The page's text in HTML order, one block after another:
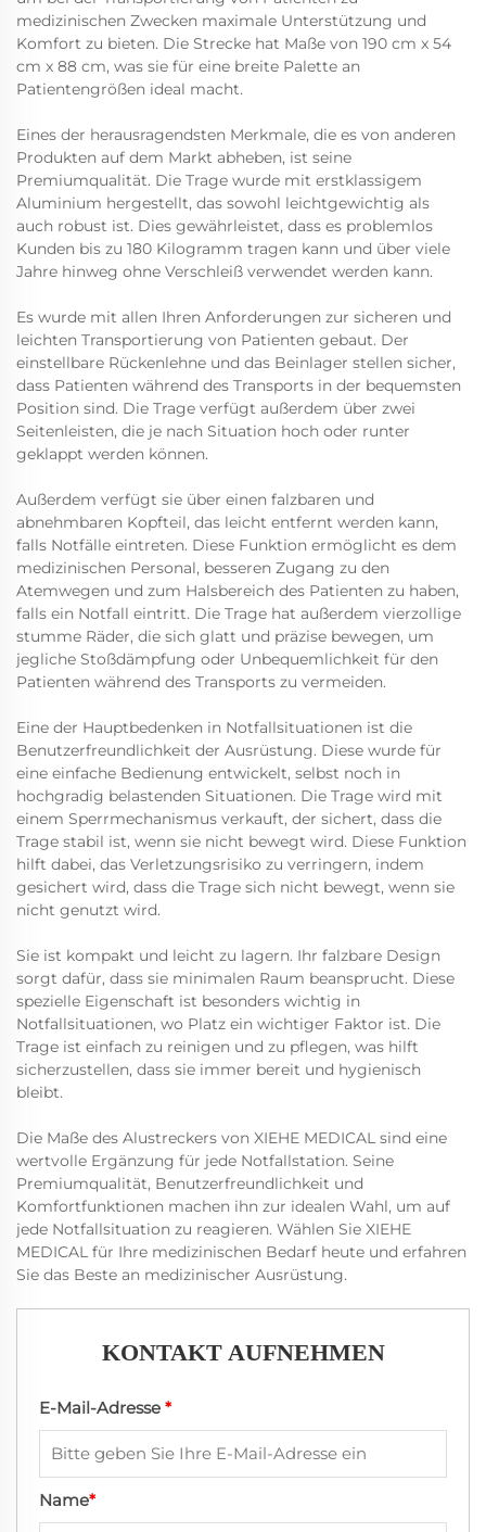
medizinischen Zwecken maximale Unterstützung und
Komfort zu bieten. Die Strecke hat Maße von 190 cm x 54
cm x 88 cm, was sie für eine breite Palette an
Patientengrößen ideal macht.
Eines der herausragendsten Merkmale, die es von anderen
Produkten auf dem Markt abheben, ist seine
Premiumqualität. Die Trage wurde mit erstklassigem
Aluminium hergestellt, das sowohl leichtgewichtig als
auch robust ist. Dies gewährleistet, dass es problemlos
Kunden bis zu 180 Kilogramm tragen kann und über viele
Jahre hinweg ohne Verschleiß verwendet werden kann.
Es wurde mit allen Ihren Anforderungen zur sicheren und
leichten Transportierung von Patienten gebaut. Der
einstellbare Rückenlehne und das Beinlager stellen sicher,
dass Patienten während des Transports in der bequemsten
Position sind. Die Trage verfügt außerdem über zwei
Seitenleisten, die je nach Situation hoch oder runter
geklappt werden können.
Außerdem verfügt sie über einen falzbaren und
abnehmbaren Kopfteil, das leicht entfernt werden kann,
falls Notfälle eintreten. Diese Funktion ermöglicht es dem
medizinischen Personal, besseren Zugang zu den
Atemwegen und zum Halsbereich des Patienten zu haben,
falls ein Notfall eintritt. Die Trage hat außerdem vierzollige
stumme Räder, die sich glatt und präzise bewegen, um
jegliche Stoßdämpfung oder Unbequemlichkeit für den
Patienten während des Transports zu vermeiden.
Eine der Hauptbedenken in Notfallsituationen ist die
Benutzerfreundlichkeit der Ausrüstung. Diese wurde für
eine einfache Bedienung entwickelt, selbst noch in
hochgradig belastenden Situationen. Die Trage wird mit
einem Sperrmechanismus verkauft, der sichert, dass die
Trage stabil ist, wenn sie nicht bewegt wird. Diese Funktion
hilft dabei, das Verletzungsrisiko zu verringern, indem
gesichert wird, dass die Trage sich nicht bewegt, wenn sie
nicht genutzt wird.
Sie ist kompakt und leicht zu lagern. Ihr falzbare Design
sorgt dafür, dass sie minimalen Raum beansprucht. Diese
spezielle Eigenschaft ist besonders wichtig in
Notfallsituationen, wo Platz ein wichtiger Faktor ist. Die
Trage ist einfach zu reinigen und zu pflegen, was hilft
sicherzustellen, dass sie immer bereit und hygienisch
bleibt.
Die Maße des Alustreckers von XIEHE MEDICAL sind eine
wertvolle Ergänzung für jede Notfallstation. Seine
Premiumqualität, Benutzerfreundlichkeit und
Komfortfunktionen machen ihn zur idealen Wahl, um auf
jede Notfallsituation zu reagieren. Wählen Sie XIEHE
MEDICAL für Ihre medizinischen Bedarf heute und erfahren
Sie das Beste an medizinischer Ausrüstung.
KONTAKT AUFNEHMEN
E-Mail-Adresse *
Name*